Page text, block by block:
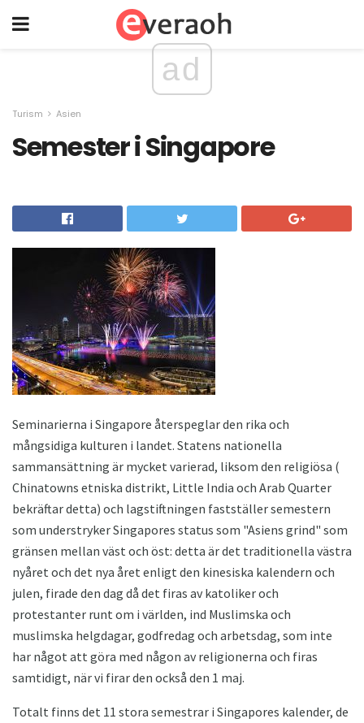
ad
Turism Asien
Semester i Singapore
Seminarierna i Singapore återspeglar den rika och
mångsidiga kulturen i landet. Statens nationella
sammansättning är mycket varierad, liksom den religiösa (
Chinatowns etniska distrikt, Little India och Arab Quarter
bekräftar detta) och lagstiftningen fastställer semestern
som understryker Singapores status som "Asiens grind" som
gränsen mellan väst och öst: detta är det traditionella västra
nyåret och det nya året enligt den kinesiska kalendern och
julen, firade den dag då det firas av katoliker och
protestanter runt om i världen, ind Muslimska och
muslimska helgdagar, godfredag ​​och arbetsdag, som inte
har något att göra med någon av religionerna och firas
samtidigt, när vi firar den också den 1 maj.
Totalt finns det 11 stora semestrar i Singapores kalender, de